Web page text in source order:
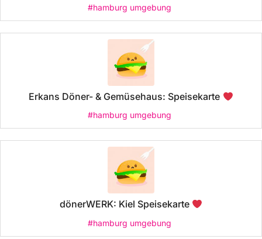
#hamburg umgebung
Erkans Döner- & Gemüsehaus: Speisekarte
#hamburg umgebung
dönerWERK: Kiel Speisekarte
#hamburg umgebung